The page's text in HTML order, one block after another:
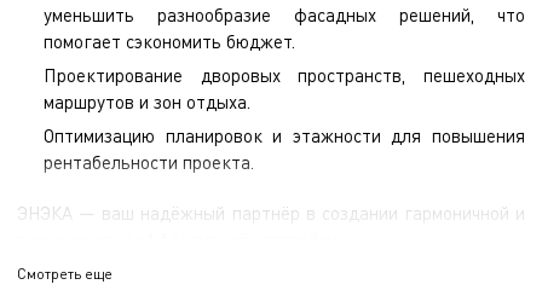
уменьшить разнообразие фасадных решений, что
помогает сэкономить бюджет.
Проектирование дворовых пространств, пешеходных
маршрутов и зон отдыха.
Оптимизацию планировок и этажности для повышения
рентабельности проекта.
ЭНЭКА — ваш надёжный партнёр в создании гармоничной и
Смотреть еще